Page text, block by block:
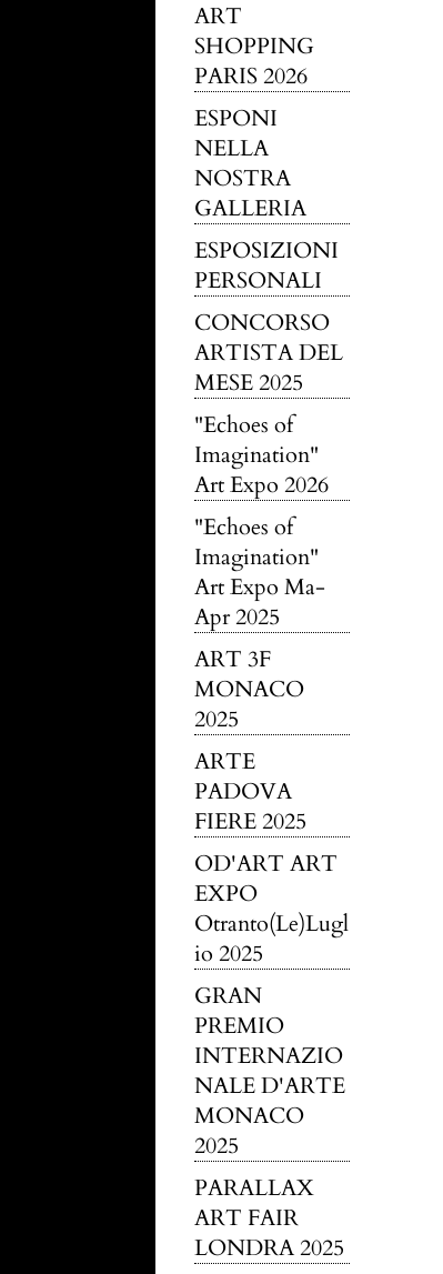
ART
SHOPPING
PARIS 2026
ESPONI
NELLA
NOSTRA
GALLERIA
ESPOSIZIONI
PERSONALI
CONCORSO
ARTISTA DEL
MESE 2025
"Echoes of
Imagination"
Art Expo 2026
"Echoes of
Imagination"
Art Expo Ma-
Apr 2025
ART 3F
MONACO
2025
ARTE
PADOVA
FIERE 2025
OD'ART ART
EXPO
Otranto(Le)Lugl
io 2025
GRAN
PREMIO
INTERNAZIO
NALE D'ARTE
MONACO
2025
PARALLAX
ART FAIR
LONDRA 2025